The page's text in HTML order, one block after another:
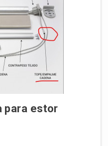
para estor